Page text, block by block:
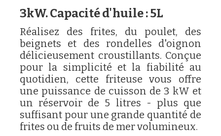
3kW. Capacité d'huile : 5L
Réalisez des frites, du poulet, des
beignets et des rondelles d'oignon
délicieusement croustillants. Conçue
pour la simplicité et la fiabilité au
quotidien, cette friteuse vous offre
une puissance de cuisson de 3 kW et
un réservoir de 5 litres - plus que
suffisant pour une grande quantité de
frites ou de fruits de mer volumineux.